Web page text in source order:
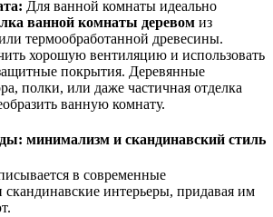
Для ванной комнаты идеально
ванной комнаты деревом из
термообработанной древесины.
хорошую вентиляцию и использовать
покрытия. Деревянные
полки, или даже частичная отделка
ванную комнату.
минимализм и скандинавский стиль
в современные
интерьеры, придавая им